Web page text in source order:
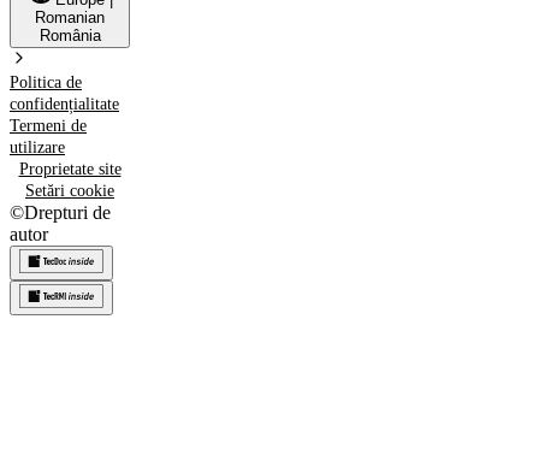
Romanian
România
Politica de
confidențialitate
Termeni de
utilizare
Proprietate site
Setări cookie
©Drepturi de
autor